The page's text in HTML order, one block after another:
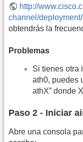
http://
channel/
obtendrás la
Problemas
Si tienes otra
ath0, puedes
athX” donde
Paso 2 - Iniciar
Abre una consola